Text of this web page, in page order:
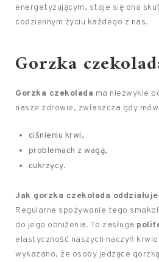
energetyzującym, staje się ona
codziennym życiu każdego z nas.
Gorzka
Gorzka czekolada ma niezwykle
nasze zdrowie, zwłaszcza gdy
ciśnieniu krwi,
problemach z wagą,
cukrzycy.
Jak gorzka czekolada
Regularne spożywanie tego
do jego obniżenia. To zasługa
elastyczność naszych naczyń
wykazano, że osoby jedzące